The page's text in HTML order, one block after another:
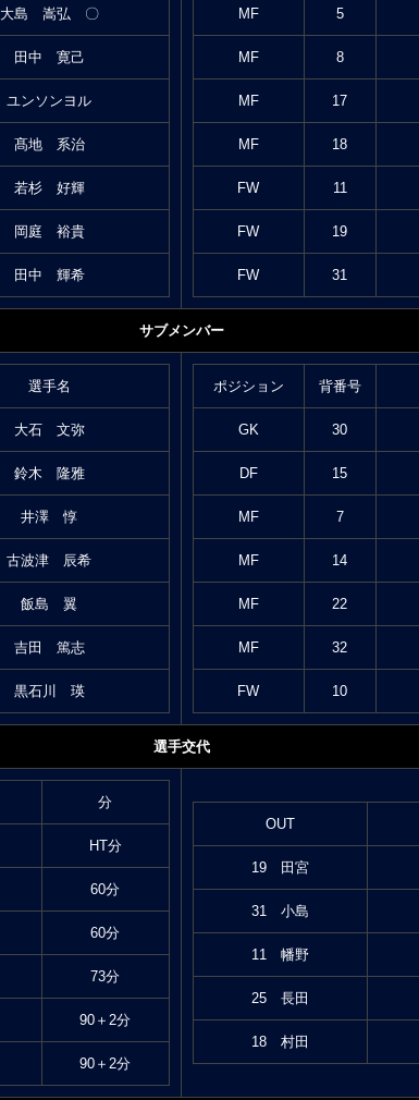
大島 嵩弘 〇
田中 寛己
ユンソンヨル
髙地 系治
若杉 好輝
岡庭 裕貴
田中 輝希
MF 5
MF 8
MF 17
MF 18
FW 11
FW 19
FW 31
サブメンバー
選手名
大石 文弥
鈴木 隆雅
井澤 惇
古波津 辰希
飯島 翼
吉田 篤志
黒石川 瑛
ポジション 背番号
GK 30
DF 15
MF 7
MF 14
MF 22
MF 32
FW 10
選手交代
分
HT分
60分
60分
73分
90＋2分
90＋2分
OUT
19 田宮
31 小島
11 幡野
25 長田
18 村田